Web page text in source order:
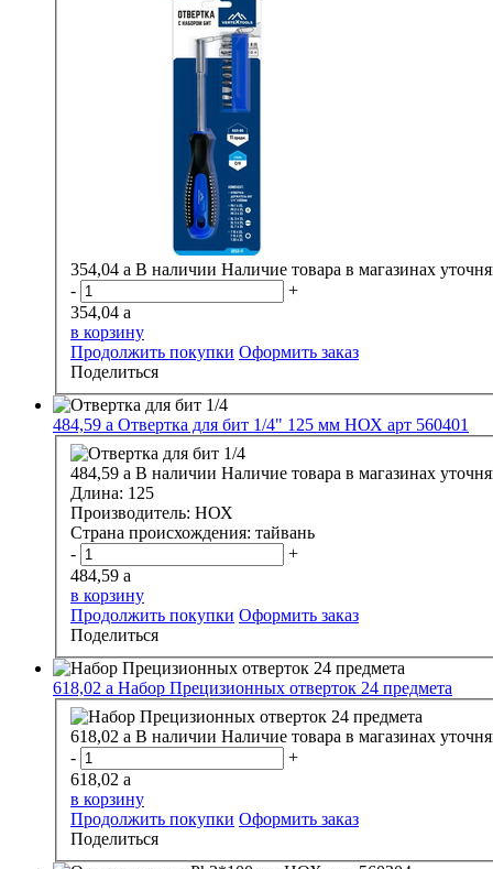
354,04 a В наличии Наличие товара в магазинах
-
+
354,04 a
в корзину
Продолжить покупки Оформить заказ
Поделиться
484,59 a Отвертка для бит 1/4" 125 мм НОХ арт 560401
484,59 a В наличии Наличие товара в магазинах
Длина: 125
Производитель: НОХ
Страна происхождения: тайвань
-
+
484,59 a
в корзину
Продолжить покупки Оформить заказ
Поделиться
618,02 a Набор Прецизионных отверток 24 предмета
618,02 a В наличии Наличие товара в магазинах
-
+
618,02 a
в корзину
Продолжить покупки Оформить заказ
Поделиться